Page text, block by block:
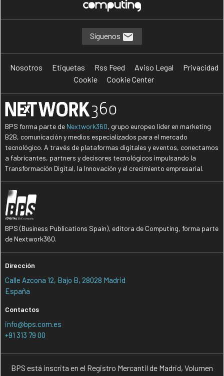
Síguenos
Nosotros Etiquetas Rss Feed Aviso Legal
Privacidad
Cookie
Cookie Center
BPS forma parte de Nextwork360, grupo europeo líder en marketing
B2B, comunicación y medios especializados para el mercado
tecnológico. A través de plataformas digitales y eventos, conectamos
a fabricantes, partners y decisores tecnológicos impulsando la
Transformación Digital, la Innovación y el crecimiento empresarial.
BPS (Business Publications Spain), editora de Computing, forma parte
de Nextwork360.
Dirección
Calle Azcona 12, Bajo B, 28028 Madrid
España
Contactos
info@bps.com.es
+91 313 79 00
BPS está inscrita en el Registro Mercantil de Madrid, Volumen